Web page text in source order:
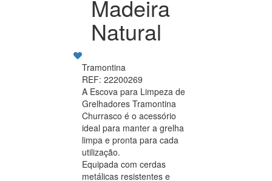
Madeira
Natural
Tramontina
REF: 22200269
A Escova para Limpeza de
Grelhadores Tramontina
Churrasco é o acessório
ideal para manter a grelha
limpa e pronta para cada
utilização.
Equipada com cerdas
metálicas resistentes e